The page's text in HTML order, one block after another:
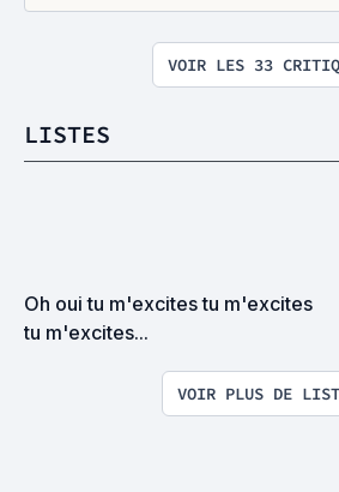
VOIR LES 33
LISTES
Oh oui tu m'excites tu m'excites
tu m'excites...
VOIR PLUS DE